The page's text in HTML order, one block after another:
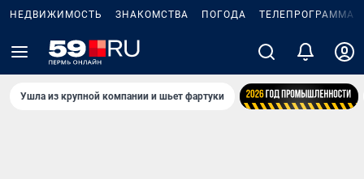
НЕДВИЖИМОСТЬ ЗНАКОМСТВА ПОГОДА ТЕЛЕПРОГРАММА
Ушла из крупной компании и шьет фартуки